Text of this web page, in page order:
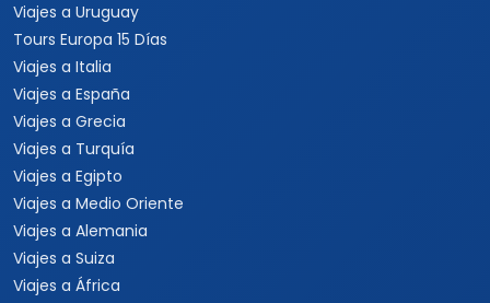
Viajes a Rep. Dominicana
Viajes a Centroamérica
Viajes a Costa Rica
Viajes a Panamá
Viajes a Argentina
Viajes a Brasil
Viajes a Uruguay
Tours Europa 15 Días
Viajes a Italia
Viajes a España
Viajes a Grecia